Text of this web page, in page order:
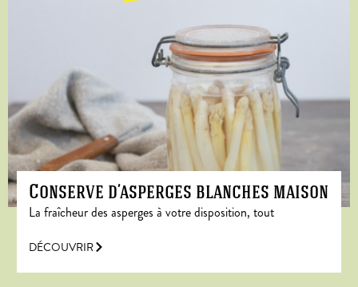
Conserve d’asperges blanches maison
La fraîcheur des asperges à votre disposition, tout
DÉCOUVRIR